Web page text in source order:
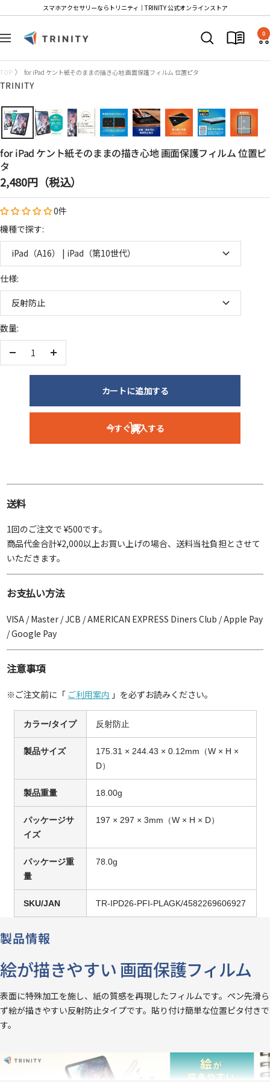
テ
ツ
へ
キ
ッ
プ
スマホアクセサリーならトリニティ│TRINITY 公式オンラインストア
ナ
ゲ
ー
ョ
ン
Trinity
0
TOP for iPad ケント紙そのままの描き心地 画面保護フィルム 位置ピタ
TRINITY
for iPad ケント紙そのままの描き心地 画面保護フィルム 位置ピ
タ
セ
ー
ル
価
格
2,480円（税込）
0件
機種で探す:
iPad（A16） | iPad（第10世代）
仕様:
反射防止
数量:
数
量
カートに追加する
今すぐ購入する
送料
1回のご注文で ¥500です。
商品代金合計¥2,000以上お買い上げの場合、送料当社負担とさせて
いただきます。
お支払い方法
VISA / Master / JCB / AMERICAN EXPRESS Diners Club / Apple Pay
/ Google Pay
注意事項
※ご注文前に「 ご利用案内 」を必ずお読みください。
カラー/タイプ 反射防止
製品サイズ
175.31 × 244.43 × 0.12mm（W × H ×
D）
製品重量 18.00g
パッケージサ
イズ
197 × 297 × 3mm（W × H × D）
パッケージ重
量
78.0g
SKU/JAN TR-IPD26-PFI-PLAGK/4582269606927
製品情報
絵が描きやすい 画面保護フィルム
表面に特殊加工を施し、紙の質感を再現したフィルムです。ペン先滑ら
ず絵が描きやすい反射防止タイプです。貼り付け簡単な位置ピタ付きで
す。